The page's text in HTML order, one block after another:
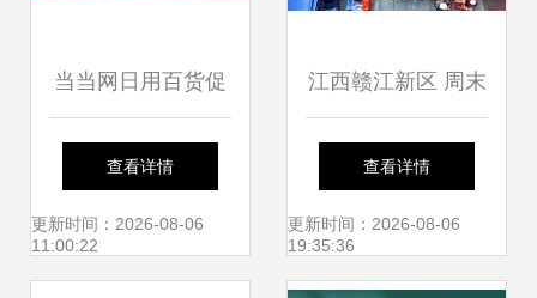
当当网日用百货促
销活动盛大开启 品
质生活，优惠到家
查看详情
更新时间：2026-08-06
11:00:22
江西赣江新区 周末
集市年味浓，日用
百货聚乡情
查看详情
更新时间：2026-08-06
19:35:36